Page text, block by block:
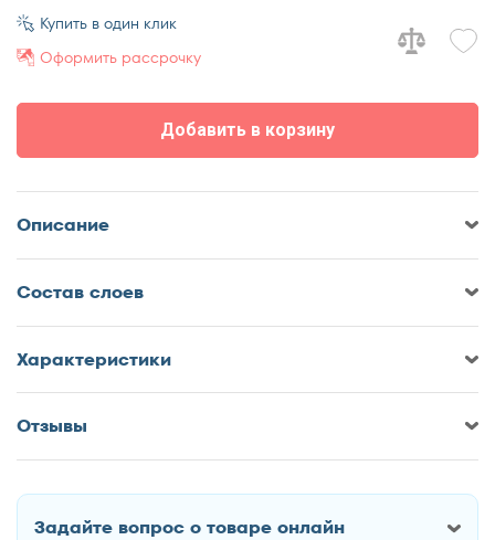
70x170
70x180
70x190
75x190
75x200
80x180
80x185
80x186
80x190
Добавить в корзину
Купить в один клик
Оформить рассрочку
Описание
Cостав слоев
Характеристики
Отзывы
Оставить отзыв о Матрас
Задайте вопрос о товаре онлайн